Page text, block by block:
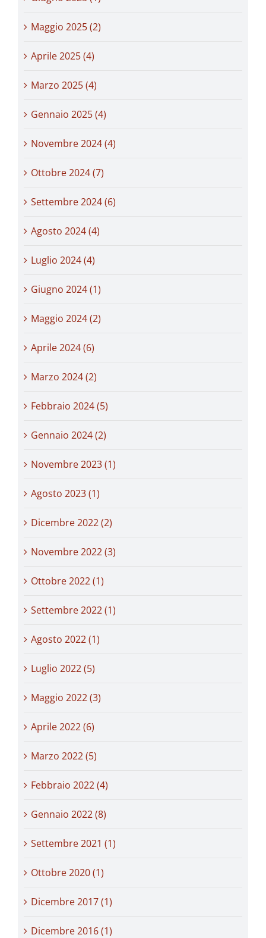
Maggio 2025 (2)
Aprile 2025 (4)
Marzo 2025 (4)
Gennaio 2025 (4)
Novembre 2024 (4)
Ottobre 2024 (7)
Settembre 2024 (6)
Agosto 2024 (4)
Luglio 2024 (4)
Giugno 2024 (1)
Maggio 2024 (2)
Aprile 2024 (6)
Marzo 2024 (2)
Febbraio 2024 (5)
Gennaio 2024 (2)
Novembre 2023 (1)
Agosto 2023 (1)
Dicembre 2022 (2)
Novembre 2022 (3)
Ottobre 2022 (1)
Settembre 2022 (1)
Agosto 2022 (1)
Luglio 2022 (5)
Maggio 2022 (3)
Aprile 2022 (6)
Marzo 2022 (5)
Febbraio 2022 (4)
Gennaio 2022 (8)
Settembre 2021 (1)
Ottobre 2020 (1)
Dicembre 2017 (1)
Dicembre 2016 (1)